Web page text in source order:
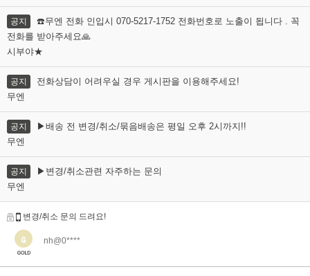
공지
☎️무엔 전화 인입시 070-5217-1752 전화번호로 노출이 됩니다 . 꼭
전화를 받아주세요🙏
시부야★
공지
전화상담이 어려우실 경우 게시판을 이용해주세요!
무엔
공지
▶배송 전 변경/취소/묶음배송은 평일 오후 2시까지!!
무엔
공지
▶변경/취소관련 자주하는 문의
무엔
변경/취소 문의 드려요!
nh@0****